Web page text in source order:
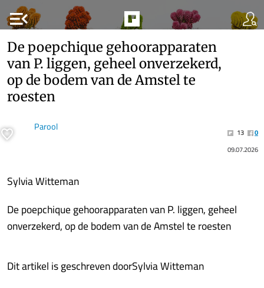
menu_open
De poepchique gehoorapparaten
van P. liggen, geheel onverzekerd,
op de bodem van de Amstel te
roesten
Parool 13
0
09.07.2026
Sylvia Witteman
De poepchique gehoorapparaten van P. liggen, geheel
onverzekerd, op de bodem van de Amstel te roesten
Dit artikel is geschreven doorSylvia Witteman